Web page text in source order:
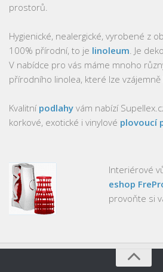
prostorů.
Hygienické, nealergické, vyrobené z
100% přírodní, to je linoleum . Je
V nabídce pro vás máme mnoho
přírodního linolea, které lze vzájemně
Kvalitní podlahy vám nabízí
korkové, exotické i vinylové plovoucí
Interiérové
eshop
provoňte si